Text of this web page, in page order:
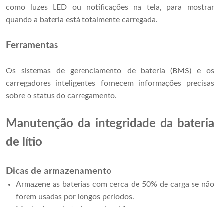
como luzes LED ou notificações na tela, para mostrar
quando a bateria está totalmente carregada.
Ferramentas
Os sistemas de gerenciamento de bateria (BMS) e os
carregadores inteligentes fornecem informações precisas
sobre o status do carregamento.
Manutenção da integridade da bateria
de lítio
Dicas de armazenamento
Armazene as baterias com cerca de 50% de carga se não
forem usadas por longos períodos.